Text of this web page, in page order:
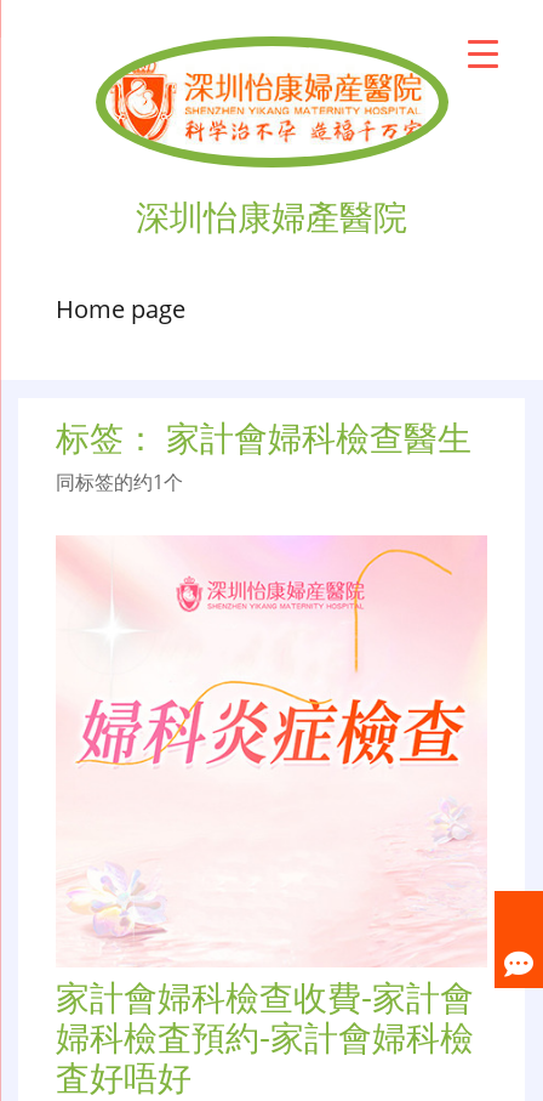
深圳怡康婦產醫院
Home page
标签： 家計會婦科檢查醫生
同标签的约1个
家計會婦科檢查收費-家計會
婦科檢査預約-家計會婦科檢
査好唔好